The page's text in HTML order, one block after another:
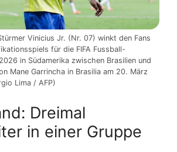
Vinicius Jr. (Nr. 07) winkt den Fans
für die FIFA Fussball-
in Südamerika zwischen Brasilien und
Mane Garrincha in Brasilia am 20. März
Lima / AFP)
Dreimal
in einer Gruppe